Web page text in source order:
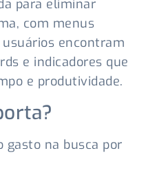
para eliminar
com menus
encontram
e indicadores que
e produtividade.
gasto na busca por